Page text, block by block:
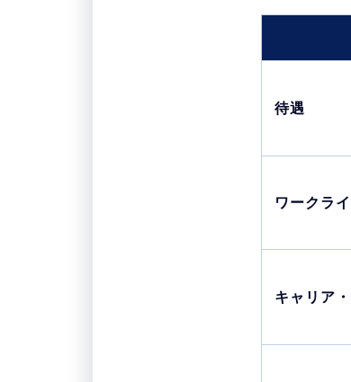
待遇
ワークラ
キャリア